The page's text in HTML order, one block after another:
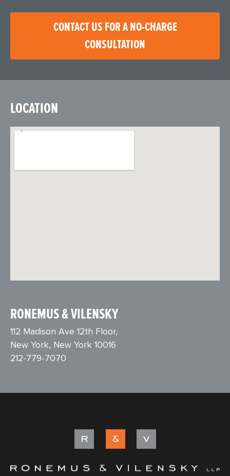
CONTACT US FOR A NO-CHARGE
CONSULTATION
LOCATION
RONEMUS & VILENSKY
112 Madison Ave 12th Floor,
New York, New York 10016
212-779-7070